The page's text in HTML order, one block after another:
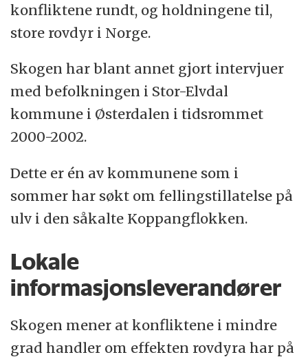
konfliktene rundt, og holdningene til,
store rovdyr i Norge.
Skogen har blant annet gjort intervjuer
med befolkningen i Stor-Elvdal
kommune i Østerdalen i tidsrommet
2000-2002.
Dette er én av kommunene som i
sommer har søkt om fellingstillatelse på
ulv i den såkalte Koppangflokken.
Lokale
informasjonsleverandører
Skogen mener at konfliktene i mindre
grad handler om effekten rovdyra har på